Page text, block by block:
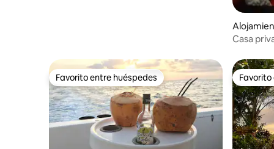
Casa
Favorito entre huéspedes
Favorito entre huéspedes Favorito